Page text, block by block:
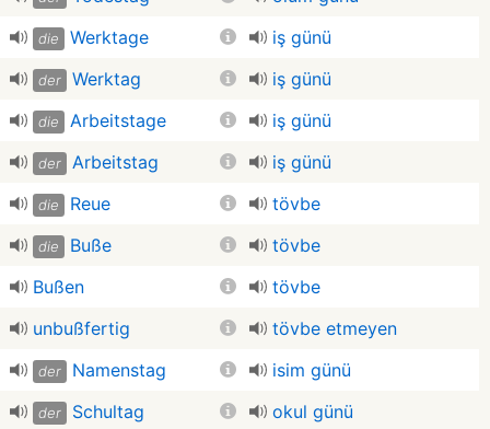
die Werktage iş günü
der Werktag iş günü
die Arbeitstage iş günü
der Arbeitstag iş günü
die Reue tövbe
die Buße
tövbe
Bußen
tövbe
unbußfertig
tövbe etmeyen
der Namenstag isim günü
der Schultag okul günü